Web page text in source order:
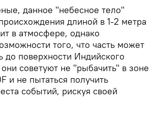
данное "небесное тело"
длиной в 1-2 метра
в атмосфере, однако
того, что часть может
до поверхности Индийского
советуют не "рыбачить" в зоне
и не пытаться получить
событий, рискуя своей